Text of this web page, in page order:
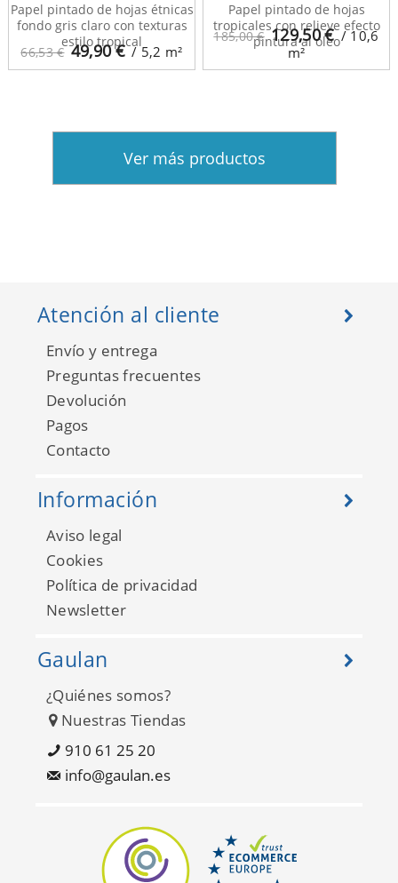
66,53 € 49,90€ / 5,2 m²
Papel pintado de hojas étnicas
fondo gris claro con texturas
estilo tropical
185,00 € 129,50€ / 10,6
m²
Papel pintado de hojas
tropicales con relieve efecto
pintura al óleo
Ver más productos
Atención al cliente
Envío y entrega
Preguntas frecuentes
Devolución
Pagos
Contacto
Información
Aviso legal
Cookies
Política de privacidad
Newsletter
Gaulan
¿Quiénes somos?
Nuestras Tiendas
910 61 25 20
info@gaulan.es